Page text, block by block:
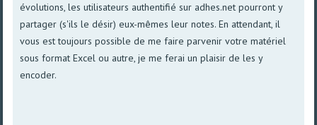
évolutions, les utilisateurs authentifié sur adhes.net pourront y
partager (s'ils le désir) eux-mêmes leur notes. En attendant, il
vous est toujours possible de me faire parvenir votre matériel
sous format Excel ou autre, je me ferai un plaisir de les y
encoder.